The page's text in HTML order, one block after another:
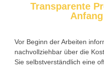
Transparente
Vor Beginn der Arbeiten
nachvollziehbar über die
Sie selbstverständlich eine